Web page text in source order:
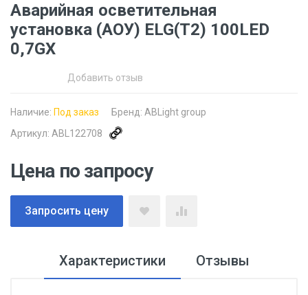
Аварийная осветительная
установка (АОУ) ELG(T2) 100LED
0,7GX
Добавить отзыв
Наличие: Под заказ Бренд: ABLight group
Артикул: ABL122708
Цена по запросу
Запросить цену
Характеристики Отзывы